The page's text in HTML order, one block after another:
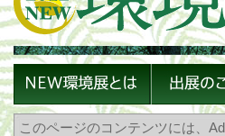
このページのコンテンツには、